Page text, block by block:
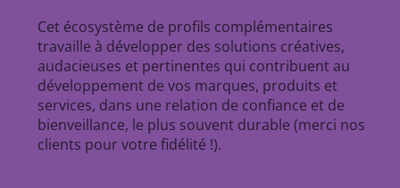
Cet écosystème de profils complémentaires
travaille à développer des solutions créatives,
audacieuses et pertinentes qui contribuent au
développement de vos marques, produits et
services, dans une relation de confiance et de
bienveillance, le plus souvent durable (merci nos
clients pour votre fidélité !).